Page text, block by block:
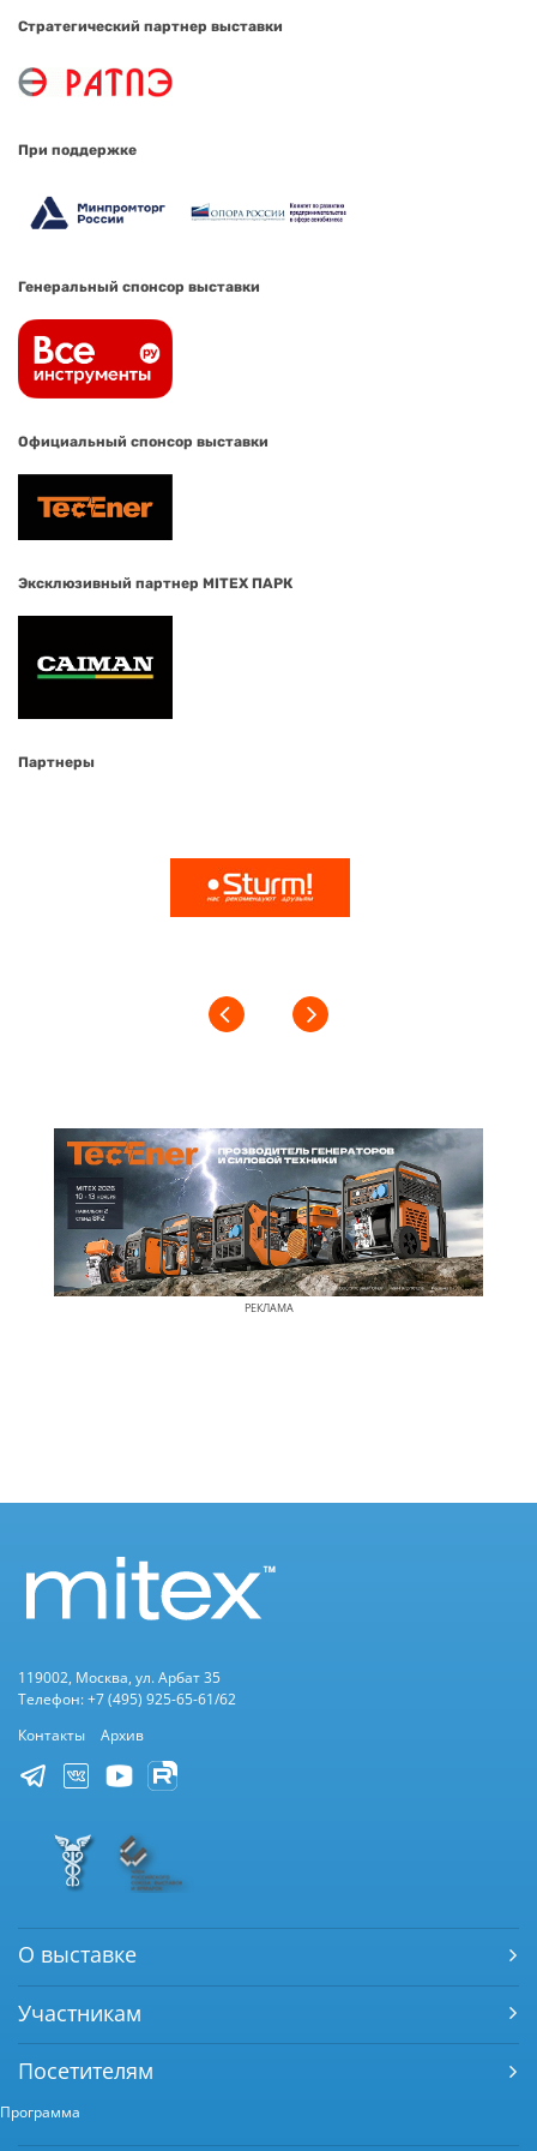
Стратегический партнер выставки
При поддержке
Генеральный спонсор выставки
Официальный спонсор выставки
Эксклюзивный партнер MITEX ПАРК
Партнеры
РЕКЛАМА
119002, Москва, ул. Арбат 35
Телефон: +7 (495) 925-65-61/62
Контакты
Архив
О выставке
Участникам
Посетителям
Программа